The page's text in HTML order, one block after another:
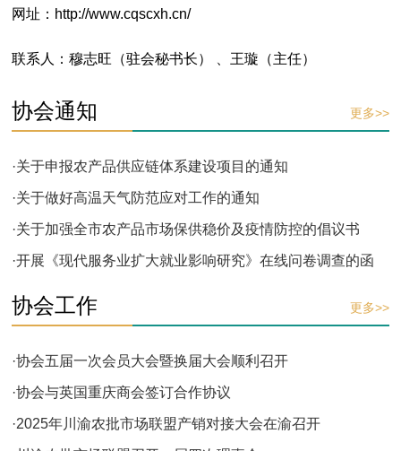
网址：http://www.cqscxh.cn/
联系人：穆志旺（驻会秘书长） 、王璇（主任）
协会通知 更多>>
·关于申报农产品供应链体系建设项目的通知
·关于做好高温天气防范应对工作的通知
·关于加强全市农产品市场保供稳价及疫情防控的倡议书
·开展《现代服务业扩大就业影响研究》在线问卷调查的函
协会工作 更多>>
·协会五届一次会员大会暨换届大会顺利召开
·协会与英国重庆商会签订合作协议
·2025年川渝农批市场联盟产销对接大会在渝召开